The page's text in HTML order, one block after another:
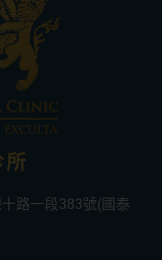
所
路一段383號(國泰